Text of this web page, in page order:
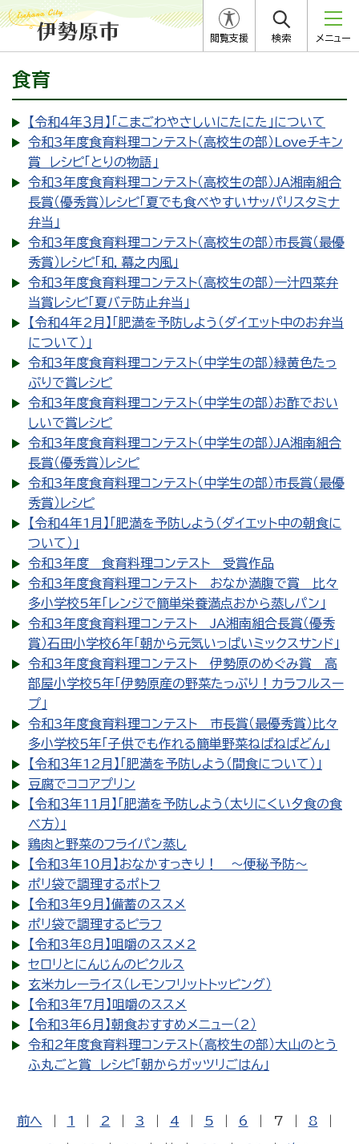
閲覧支援 検索 メニュー
食育
【令和４年３月】「こまごわやさしいにたにた」について
令和3年度食育料理コンテスト（高校生の部）Loveチキン
賞 レシピ「とりの物語」
令和3年度食育料理コンテスト（高校生の部）JA湘南組合
長賞（優秀賞）レシピ「夏でも食べやすいサッパリスタミナ
弁当」
令和3年度食育料理コンテスト（高校生の部）市長賞（最優
秀賞）レシピ「和，幕之内風」
令和3年度食育料理コンテスト（高校生の部）一汁四菜弁
当賞レシピ「夏バテ防止弁当」
【令和４年2月】「肥満を予防しよう（ダイエット中のお弁当
について）」
令和3年度食育料理コンテスト（中学生の部）緑黄色たっ
ぷりで賞レシピ
令和3年度食育料理コンテスト（中学生の部）お酢でおい
しいで賞レシピ
令和3年度食育料理コンテスト（中学生の部）JA湘南組合
長賞（優秀賞）レシピ
令和3年度食育料理コンテスト（中学生の部）市長賞（最優
秀賞）レシピ
【令和４年1月】「肥満を予防しよう（ダイエット中の朝食に
ついて）」
令和3年度 食育料理コンテスト 受賞作品
令和3年度食育料理コンテスト おなか満腹で賞 比々
多小学校5年「レンジで簡単栄養満点おから蒸しパン」
令和3年度食育料理コンテスト JA湘南組合長賞（優秀
賞）石田小学校６年「朝から元気いっぱいミックスサンド」
令和3年度食育料理コンテスト 伊勢原のめぐみ賞 高
部屋小学校5年「伊勢原産の野菜たっぷり！カラフルスー
プ」
令和3年度食育料理コンテスト 市長賞（最優秀賞）比々
多小学校５年「子供でも作れる簡単野菜ねばねばどん」
【令和３年12月】「肥満を予防しよう（間食について）」
豆腐でココアプリン
【令和３年11月】「肥満を予防しよう（太りにくい夕食の食
べ方）」
鶏肉と野菜のフライパン蒸し
【令和3年10月】おなかすっきり！ ～便秘予防～
ポリ袋で調理するポトフ
【令和3年9月】備蓄のススメ
ポリ袋で調理するピラフ
【令和3年8月】咀嚼のススメ2
セロリとにんじんのピクルス
玄米カレーライス（レモンフリットトッピング）
【令和3年7月】咀嚼のススメ
【令和3年6月】朝食おすすめメニュー（2）
令和2年度食育料理コンテスト（高校生の部）大山のとう
ふ丸ごと賞 レシピ「朝からガッツリごはん」
前へ 1 2 3 4 5 6 7 8